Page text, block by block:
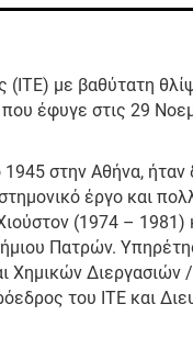
(ΙΤΕ) με βαθύτατη
που έφυγε στις 29
στην Αθήνα, ήταν
έργο και
(1974 –
Πατρών.
Χημικών
του ΙΤΕ και